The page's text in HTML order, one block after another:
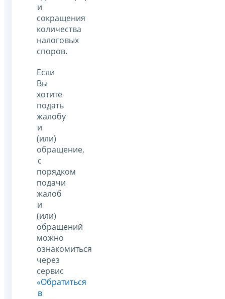
и
сокращения
количества
налоговых
споров.
Если
Вы
хотите
подать
жалобу
и
(или)
обращение,
с
порядком
подачи
жалоб
и
(или)
обращений
можно
ознакомиться
через
сервис
«Обратиться
в